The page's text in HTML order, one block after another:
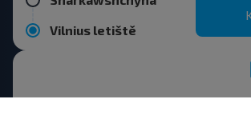
Vilnius letiště